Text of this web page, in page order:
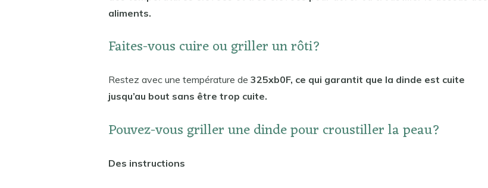
aliments.
Faites-vous cuire ou griller un rôti?
Restez avec une température de 325xb0F, ce qui garantit que la dinde est cuite
jusqu’au bout sans être trop cuite.
Pouvez-vous griller une dinde pour croustiller la peau?
Des instructions